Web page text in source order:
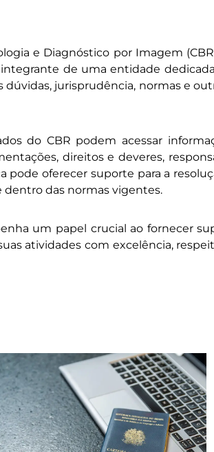
e Diagnóstico por Imagem
de uma entidade
jurisprudência, normas e
do CBR podem acessar
direitos e deveres,
pode oferecer suporte para a
das normas vigentes.
um papel crucial ao fornecer
atividades com excelência,